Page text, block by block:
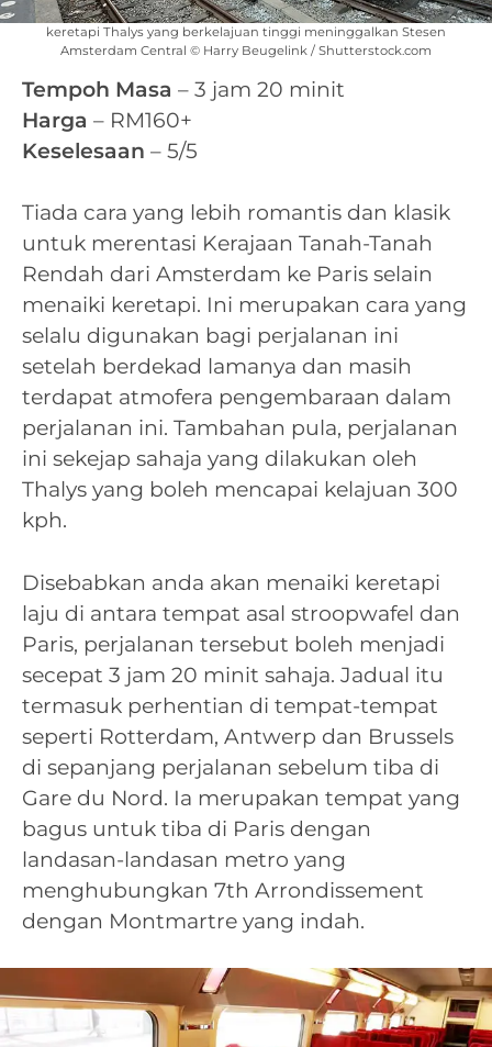
keretapi Thalys yang berkelajuan tinggi meninggalkan Stesen
Amsterdam Central © Harry Beugelink / Shutterstock.com
Tempoh Masa – 3 jam 20 minit
Harga – RM160+
Keselesaan – 5/5
Tiada cara yang lebih romantis dan klasik
untuk merentasi Kerajaan Tanah-Tanah
Rendah dari Amsterdam ke Paris selain
menaiki keretapi. Ini merupakan cara yang
selalu digunakan bagi perjalanan ini
setelah berdekad lamanya dan masih
terdapat atmofera pengembaraan dalam
perjalanan ini. Tambahan pula, perjalanan
ini sekejap sahaja yang dilakukan oleh
Thalys yang boleh mencapai kelajuan 300
kph.
Disebabkan anda akan menaiki keretapi
laju di antara tempat asal stroopwafel dan
Paris, perjalanan tersebut boleh menjadi
secepat 3 jam 20 minit sahaja. Jadual itu
termasuk perhentian di tempat-tempat
seperti Rotterdam, Antwerp dan Brussels
di sepanjang perjalanan sebelum tiba di
Gare du Nord. Ia merupakan tempat yang
bagus untuk tiba di Paris dengan
landasan-landasan metro yang
menghubungkan 7th Arrondissement
dengan Montmartre yang indah.